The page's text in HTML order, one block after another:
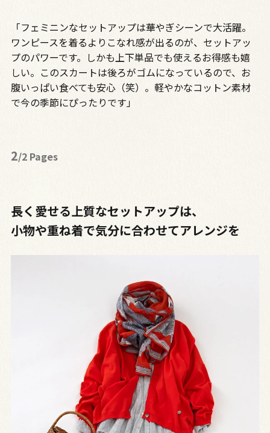
「フェミニンなセットアップは華やぎシーンで大活躍。
ワンピースを着るよりこなれ感が出るのが、セットアッ
プのパワーです。しかも上下単品でも使えるお得感も嬉
しい。このスカートは後ろがゴムになっているので、お
腹いっぱい食べても安心（笑）。軽やかなコットン素材
で今の季節にぴったりです」
2/2 Pages
長く愛せる上質なセットアップは、
小物や重ね着で気分に合わせてアレンジを